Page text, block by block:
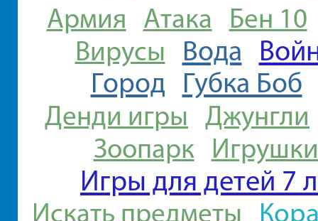
Армия Атака
Бен 10
Вирусы
Вода
Город Губка Боб
Денди игры Джунгли
Зоопарк Игрушки
Игры для детей 7
Искать предметы